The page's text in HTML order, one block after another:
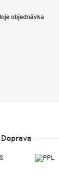
objednávka
Doprava